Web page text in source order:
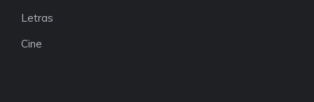
Letras
Cine